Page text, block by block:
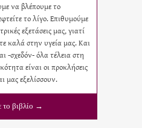
να βλέπουμε το
το λίγο. Επιθυμούμε
εξετάσεις μας, γιατί
καλά στην υγεία μας. Και
-σχεδόν- όλα τέλεια στη
είναι οι προκλήσεις
μας εξελίσσουν.
το βιβλίο →